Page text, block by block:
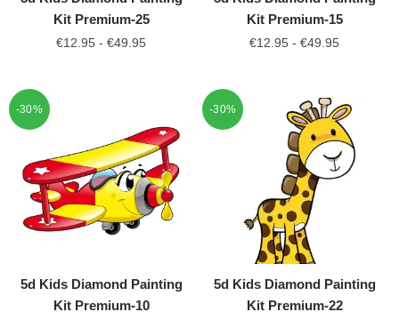
Kit Premium-25
€12.95 - €49.95
Kit Premium-15
€12.95 - €49.95
-30%
5d Kids Diamond Painting
Kit Premium-10
-30%
5d Kids Diamond Painting
Kit Premium-22